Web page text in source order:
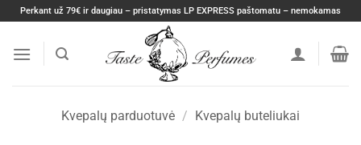
Skip
content
Perkant už 79€ ir daugiau – pristatymas LP EXPRESS paštomatu – nemokamas
Kvepalų parduotuvė / Kvepalų buteliukai